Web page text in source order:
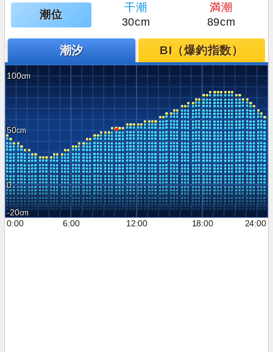
潮位
干潮
満潮
30cm
89cm
潮汐 BI（爆釣指数）
100
50
0
-20
0:00
6:00 12:00 18:00 24:00